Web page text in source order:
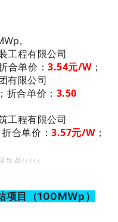
。
工程有限公司
合单价：3.54元/W；
有限公司
折合单价： 3.50
工程有限公司
折合单价：3.57元/W；
出 品<<<<<
项目（100MWp）